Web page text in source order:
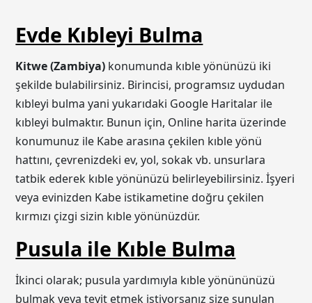
Evde Kıbleyi Bulma
Kitwe (Zambiya) konumunda kıble yönünüzü iki
şekilde bulabilirsiniz. Birincisi, programsız uydudan
kıbleyi bulma yani yukarıdaki Google Haritalar ile
kıbleyi bulmaktır. Bunun için, Online harita üzerinde
konumunuz ile Kabe arasına çekilen kıble yönü
hattını, çevrenizdeki ev, yol, sokak vb. unsurlara
tatbik ederek kıble yönünüzü belirleyebilirsiniz. İşyeri
veya evinizden Kabe istikametine doğru çekilen
kırmızı çizgi sizin kıble yönünüzdür.
Pusula ile Kıble Bulma
İkinci olarak; pusula yardımıyla kıble yönününüzü
bulmak veya teyit etmek istiyorsanız size sunulan